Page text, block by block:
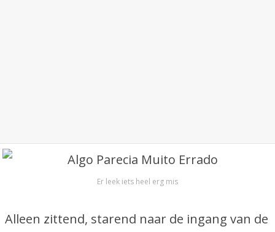
Er leek iets heel erg mis
Alleen zittend, starend naar de ingang van de